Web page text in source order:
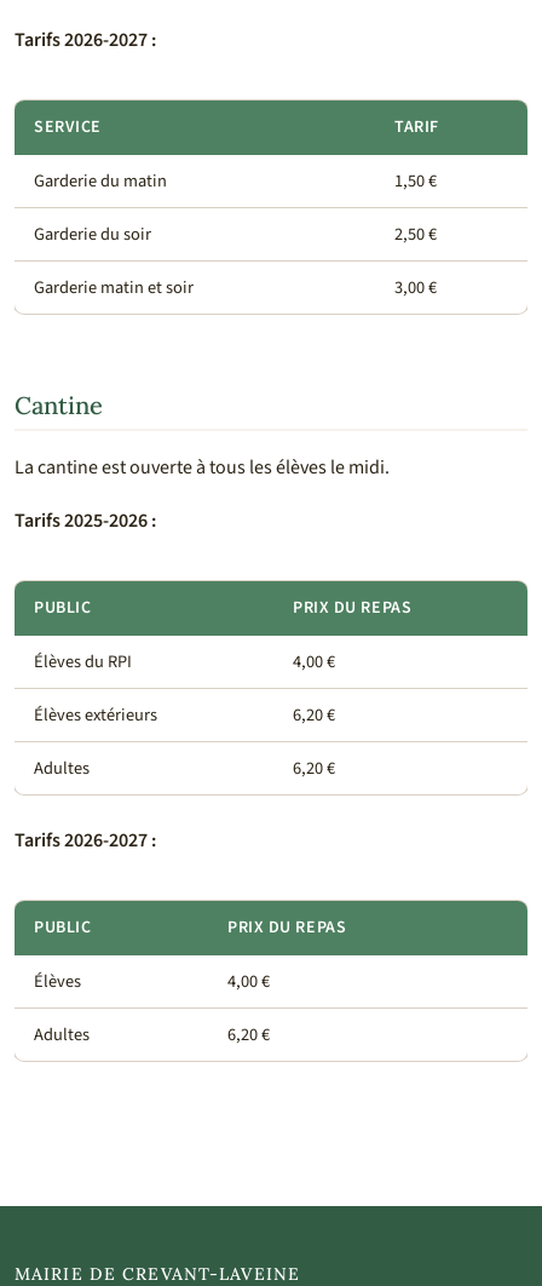
Tarifs 2026-2027 :
SERVICE TARIF
Garderie du matin 1,50 €
Garderie du soir 2,50 €
Garderie matin et soir 3,00 €
Cantine
La cantine est ouverte à tous les élèves le midi.
Tarifs 2025-2026 :
PUBLIC PRIX DU REPAS
Élèves du RPI 4,00 €
Élèves extérieurs 6,20 €
Adultes 6,20 €
Tarifs 2026-2027 :
PUBLIC PRIX DU REPAS
Élèves 4,00 €
Adultes 6,20 €
MAIRIE DE CREVANT-LAVEINE